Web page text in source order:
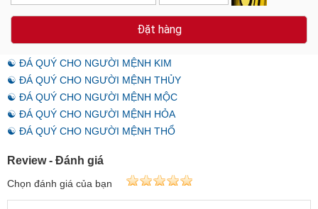
Đặt hàng
☯ ĐÁ QUÝ CHO NGƯỜI MỆNH KIM
☯ ĐÁ QUÝ CHO NGƯỜI MỆNH THỦY
☯ ĐÁ QUÝ CHO NGƯỜI MỆNH MỘC
☯ ĐÁ QUÝ CHO NGƯỜI MỆNH HỎA
☯ ĐÁ QUÝ CHO NGƯỜI MỆNH THỔ
Review - Đánh giá
Chọn đánh giá của bạn